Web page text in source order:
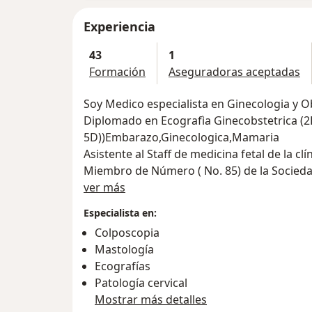
Experiencia
43
Formación
1
Aseguradoras aceptadas
Soy Medico especialista en Ginecologia y
Diplomado en Ecografìa Ginecobstetrica
5D))Embarazo,Ginecologica,Mamaria
Asistente al Staff de medicina fetal de
Miembro de Número ( No. 85) de la Sociedad Colombiana de Ultrasonografía
Médica SOCOUM, desde enero de 1991.
Obstretics&Gynecology.
Miembro fundador de la Corporación
ACREDITADO en Nivel Básico Dentro de el
Mejoramiento de la Calidad en Ultrasonido
Colombia”, Certificado por FECOPEN,
ver más
Especialista en:
Colposcopia
Mastología
Ecografías
Patología cervical
Mostrar más detalles